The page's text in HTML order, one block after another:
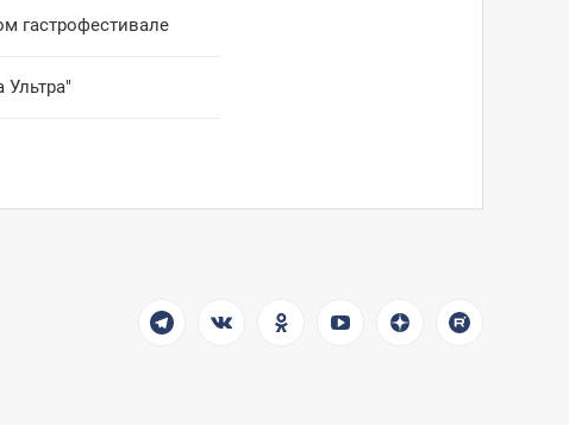
гастрофестивале